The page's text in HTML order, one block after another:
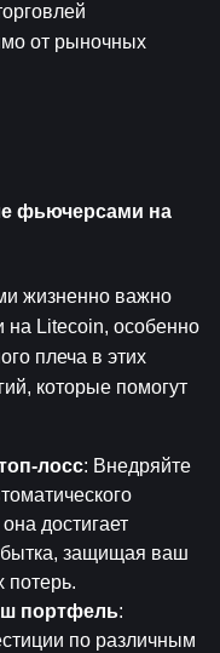
от рыночных
фьючерсами на
жизненно важно
на Litecoin, особенно
плеча в этих
которые помогут
лосс: Внедряйте
достигает
защищая ваш
потерь.
портфель:
по различным